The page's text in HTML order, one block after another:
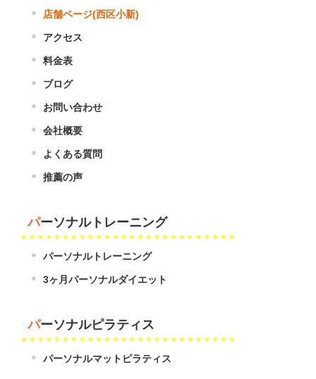
店舗ページ(西区小新)
アクセス
料金表
ブログ
お問い合わせ
会社概要
よくある質問
推薦の声
パーソナルトレーニング
パーソナルトレーニング
3ヶ月パーソナルダイエット
パーソナルピラティス
パーソナルマットピラティス